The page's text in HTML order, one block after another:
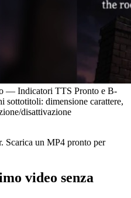
— Indicatori TTS Pronto e B-
sottotitoli: dimensione carattere,
disattivazione
Scarica un MP4 pronto per
video senza